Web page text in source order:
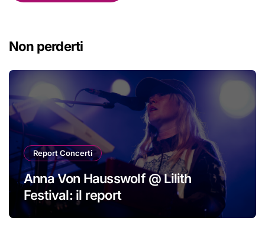
Non perderti
Report Concerti
Anna Von Hausswolf @ Lilith
Festival: il report